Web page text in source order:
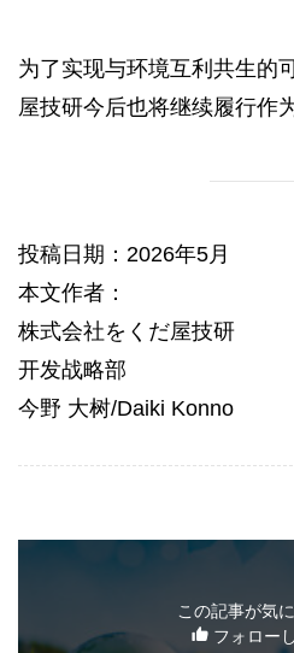
为了实现与环境互利共生的
屋技研今后也将继续履行作
投稿日期：2026年5月
本文作者：
株式会社をくだ屋技研
开发战略部
今野 大树/Daiki Konno
この記事が気
フォロー